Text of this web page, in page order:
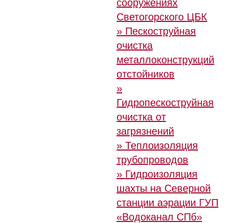
сооружениях
Светогорского ЦБК
» Пескоструйная
очистка
металлоконструкций
отстойников
»
Гидропескоструйная
очистка от
загрязнений
» Теплоизоляция
трубопроводов
» Гидроизоляция
шахты на Северной
станции аэрации ГУП
«Водоканал СПб»